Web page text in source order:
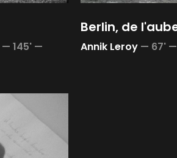
— 145' —
Berlin, de
Annik Leroy — 67' —